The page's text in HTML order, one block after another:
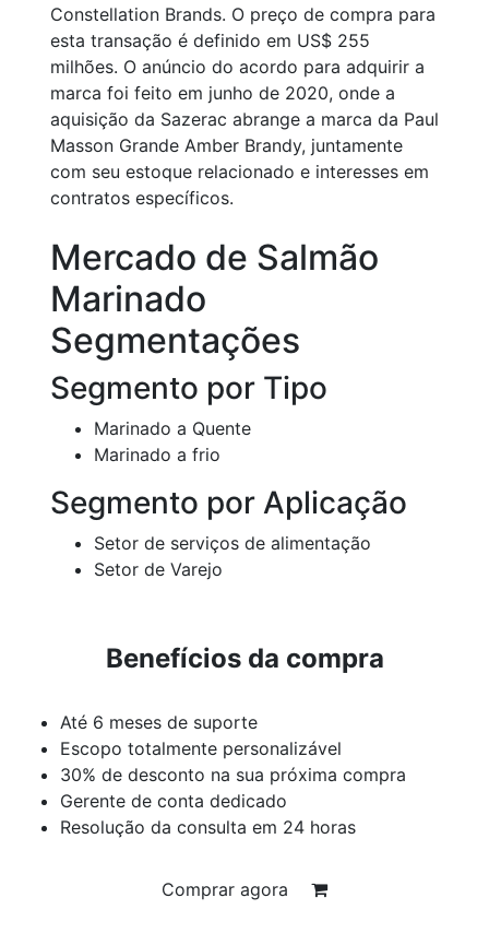
Constellation Brands. O preço de compra para
esta transação é definido em US$ 255
milhões. O anúncio do acordo para adquirir a
marca foi feito em junho de 2020, onde a
aquisição da Sazerac abrange a marca da Paul
Masson Grande Amber Brandy, juntamente
com seu estoque relacionado e interesses em
contratos específicos.
Mercado de Salmão
Marinado
Segmentações
Segmento por Tipo
Marinado a Quente
Marinado a frio
Segmento por Aplicação
Setor de serviços de alimentação
Setor de Varejo
Benefícios da compra
Até 6 meses de suporte
Escopo totalmente personalizável
30% de desconto na sua próxima compra
Gerente de conta dedicado
Resolução da consulta em 24 horas
Comprar agora